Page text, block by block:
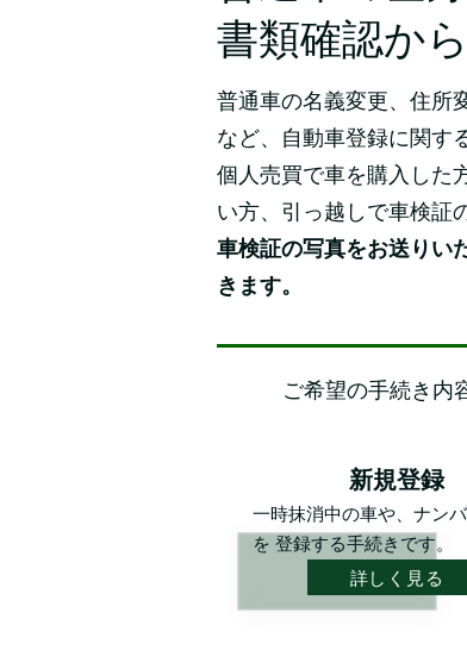
書類確認か
普通車の名義変更、住所
など、自動車登録に関す
個人売買で車を購入した
い方、引っ越しで車検証
車検証の写真をお送りい
きます。
ご希望の手続き内
新規登録
一時抹消中の車や、ナン
を 登録する手続きです。
詳しく見る